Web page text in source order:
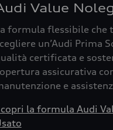
Value
formula flessibile che
un’Audi Prima
certificata e
assicurativa
e
la formula Audi